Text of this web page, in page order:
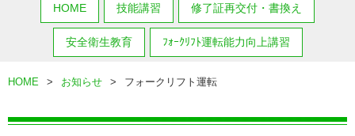
HOME 技能講習 修了証再交付・書換え
安全衛生教育 ﾌｫｰｸﾘﾌﾄ運転能力向上講習
HOME > お知らせ > フォークリフト運転